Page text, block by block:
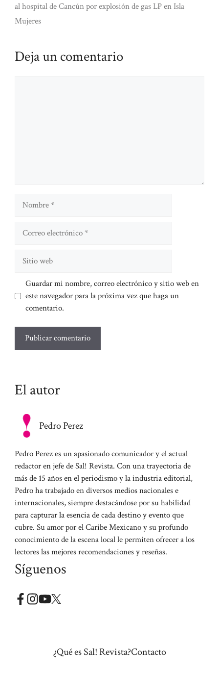
al hospital de Cancún por explosión de gas LP en Isla
Mujeres
Deja un comentario
Nombre
Guardar mi nombre, correo electrónico y sitio web en
este navegador para la próxima vez que haga un
comentario.
El autor
Pedro Perez
Pedro Perez es un apasionado comunicador y el actual
redactor en jefe de Sal! Revista. Con una trayectoria de
más de 15 años en el periodismo y la industria editorial,
Pedro ha trabajado en diversos medios nacionales e
internacionales, siempre destacándose por su habilidad
para capturar la esencia de cada destino y evento que
cubre. Su amor por el Caribe Mexicano y su profundo
conocimiento de la escena local le permiten ofrecer a los
lectores las mejores recomendaciones y reseñas.
Síguenos
¿Qué es Sal! Revista?Contacto